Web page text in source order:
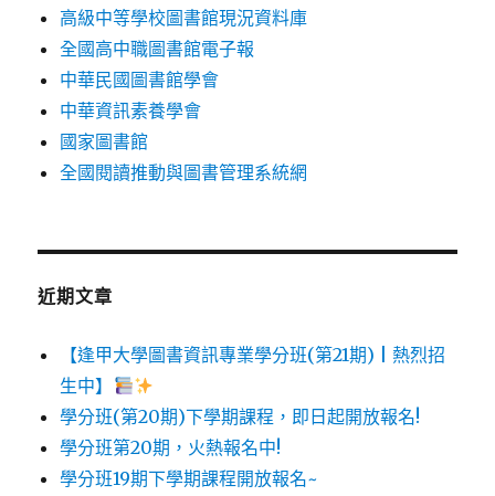
高級中等學校圖書館現況資料庫
全國高中職圖書館電子報
中華民國圖書館學會
中華資訊素養學會
國家圖書館
全國閱讀推動與圖書管理系統網
近期文章
【逢甲大學圖書資訊專業學分班(第21期) | 熱烈招
生中】
學分班(第20期)下學期課程，即日起開放報名!
學分班第20期，火熱報名中!
學分班19期下學期課程開放報名~